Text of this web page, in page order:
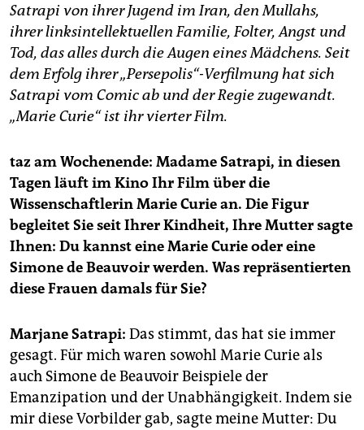
Satrapi von ihrer Jugend im Iran, den Mullahs,
ihrer linksintellektuellen Familie, Folter, Angst und
Tod, das alles durch die Augen eines Mädchens. Seit
dem Erfolg ihrer „Persepolis“-Verfilmung hat sich
Satrapi vom Comic ab­ und der Regie zugewandt.
„Marie Curie“ ist ihr vierter Film.
taz am Wochenende: Madame Satrapi, in diesen
Tagen läuft im Kino Ihr Film über die
Wissenschaftlerin Marie Curie an. Die Figur
begleitet Sie seit Ihrer Kindheit, Ihre Mutter sagte
Ihnen: Du kannst eine Marie Curie oder eine
Simone de Beauvoir werden. Was repräsentierten
diese Frauen damals für Sie?
Marjane Satrapi: Das stimmt, das hat sie immer
gesagt. Für mich waren sowohl Marie ­Curie als
auch Simone de Beauvoir Beispiele der
Emanzipation und der Unabhängigkeit. Indem sie
mir diese Vorbilder gab, sagte meine Mutter: Du